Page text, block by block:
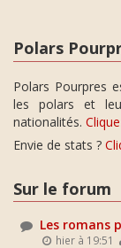
Polars
Polars Pourpres
les polars et
nationalités.
Envie de stats ?
Sur le forum
Les romans
hier à 19:51